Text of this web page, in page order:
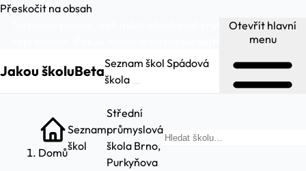
Přeskočit na obsah
Testovací provoz, web může obsahovat chyby a
dejte nám vědět.
Jakou školuBetaSeznam škol Spádová
škola
Otevřít hlavní
menu
Domů
Seznam
škol
Střední
průmyslová
škola Brno,
Purkyňova